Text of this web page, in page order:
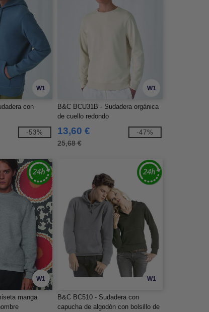
W1
con
-53%
W1
B&C BCU31B - Sudadera orgánica
de cuello redondo
13,60 €
25,68 €
-47%
W1
manga
W1
B&C BC510 - Sudadera con
capucha de algodón con bolsillo de